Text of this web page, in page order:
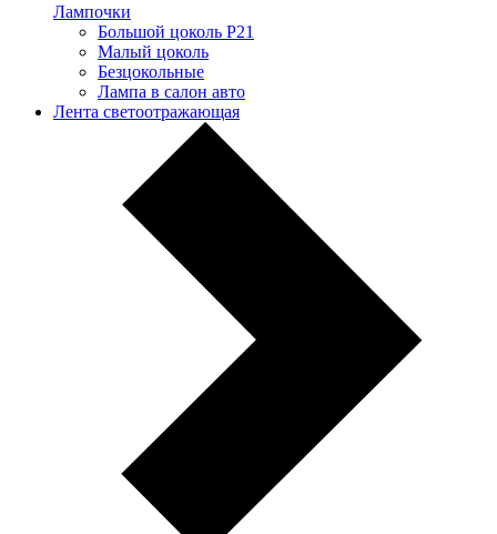
Лампочки
Большой цоколь P21
Малый цоколь
Безцокольные
Лампа в салон авто
Лента светоотражающая